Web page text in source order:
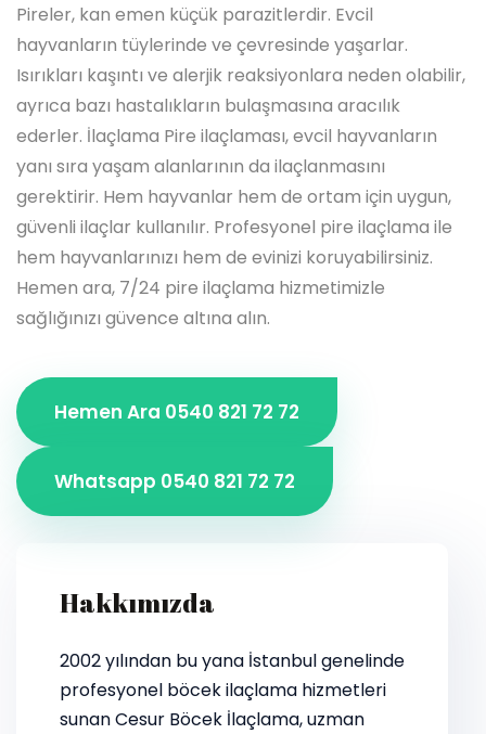
Pireler, kan emen küçük parazitlerdir. Evcil
hayvanların tüylerinde ve çevresinde yaşarlar.
Isırıkları kaşıntı ve alerjik reaksiyonlara neden olabilir,
ayrıca bazı hastalıkların bulaşmasına aracılık
ederler. İlaçlama Pire ilaçlaması, evcil hayvanların
yanı sıra yaşam alanlarının da ilaçlanmasını
gerektirir. Hem hayvanlar hem de ortam için uygun,
güvenli ilaçlar kullanılır. Profesyonel pire ilaçlama ile
hem hayvanlarınızı hem de evinizi koruyabilirsiniz.
Hemen ara, 7/24 pire ilaçlama hizmetimizle
sağlığınızı güvence altına alın.
Hemen Ara 0540 821 72 72
Whatsapp 0540 821 72 72
Hakkımızda
2002 yılından bu yana İstanbul genelinde
profesyonel böcek ilaçlama hizmetleri
sunan Cesur Böcek İlaçlama, uzman